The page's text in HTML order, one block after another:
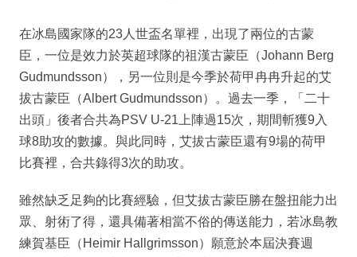
在冰島國家隊的23人世盃名單裡，出現了兩位的古蒙
臣，一位是效力於英超球隊的祖漢古蒙臣（Johann Berg
Gudmundsson），另一位則是今季於荷甲冉冉升起的艾
拔古蒙臣（Albert Gudmundsson）。過去一季，「二十
出頭」後者合共為PSV U-21上陣過15次，期間斬獲9入
球8助攻的數據。與此同時，艾拔古蒙臣還有9場的荷甲
比賽裡，合共錄得3次的助攻。
雖然缺乏足夠的比賽經驗，但艾拔古蒙臣勝在盤扭能力出
眾、射術了得，還具備著相當不俗的傳送能力，若冰島教
練賀基臣（Heimir Hallgrimsson）願意於本屆決賽週